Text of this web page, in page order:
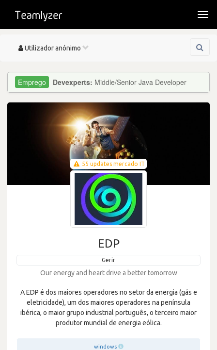
Toggle
Utilizador anónimo
Devexperts: Middle/Senior Java Developer
55 updates mercado IT
EDP
Gerir
Our energy and heart drive a better tomorrow
A EDP é dos maiores operadores no setor da energia (gás e
eletricidade), um dos maiores operadores na península
ibérica, o maior grupo industrial português, o terceiro maior
produtor mundial de energia eólica.
windows